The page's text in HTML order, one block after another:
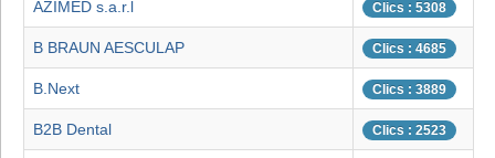
AZIMED s.a.r.l Clics : 5308
B BRAUN AESCULAP Clics : 4685
B.Next Clics : 3889
B2B Dental Clics : 2523